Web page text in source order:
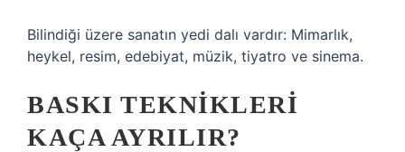
Bilindiği üzere sanatın yedi dalı vardır: Mimarlık,
heykel, resim, edebiyat, müzik, tiyatro ve sinema.
BASKI TEKNIKLERI
KAÇA AYRILIR?